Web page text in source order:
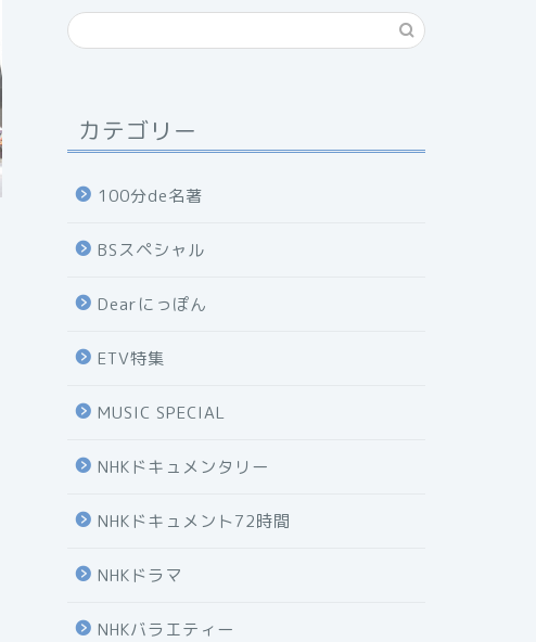
カテゴリー
100分de名著
BSスペシャル
Dearにっぽん
ETV特集
MUSIC SPECIAL
NHKドキュメンタリー
NHKドキュメント72時間
NHKドラマ
NHKバラエティー